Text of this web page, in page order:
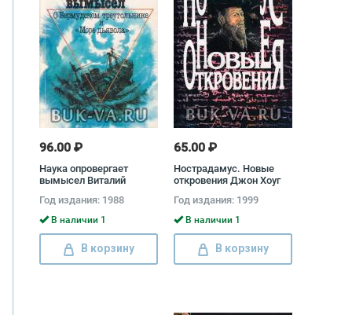
96.00 ₽
Наука опровергает
вымысел Виталий
Год издания: 1988
В наличии 1
В корзину
65.00 ₽
Нострадамус. Новые
откровения Джон Хоуг
Год издания: 1999
В наличии 1
В корзину